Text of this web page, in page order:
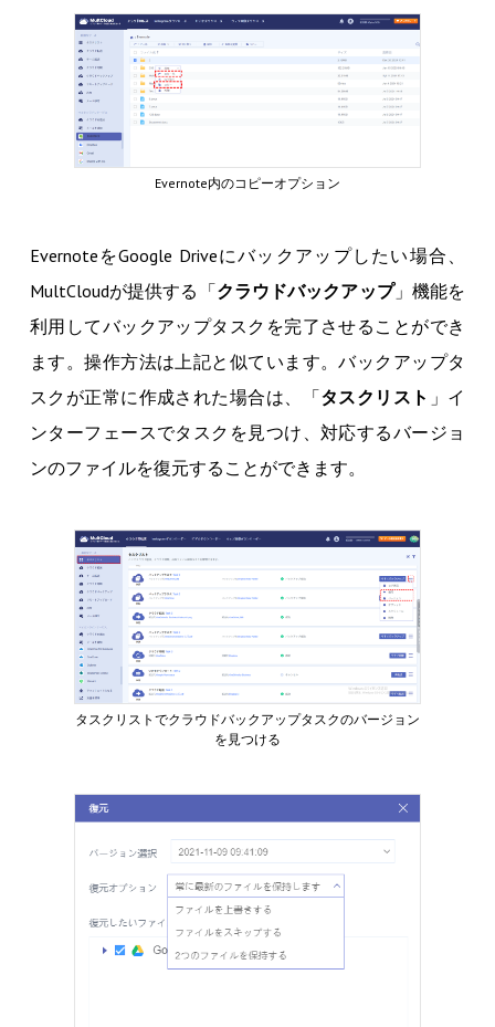
Evernote内のコピーオプション
EvernoteをGoogle Driveにバックアップしたい場合、
MultCloudが提供する「クラウドバックアップ」機能を
利用してバックアップタスクを完了させることができ
ます。操作方法は上記と似ています。バックアップタ
スクが正常に作成された場合は、「タスクリスト 」イ
ンターフェースでタスクを見つけ、対応するバージョ
ンのファイルを復元することができます。
タスクリストでクラウドバックアップタスクのバージョン
を見つける